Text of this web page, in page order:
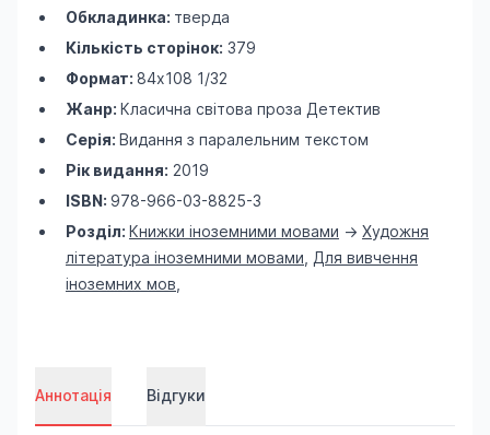
Обкладинка: тверда
Кількість сторінок: 379
Формат: 84х108 1/32
Жанр: Класична світова проза Детектив
Серія: Видання з паралельним текстом
Рік видання: 2019
ISBN: 978-966-03-8825-3
Розділ: Книжки іноземними мовами -> Художня
література іноземними мовами Для вивчення
іноземних мов
Аннотація Відгуки